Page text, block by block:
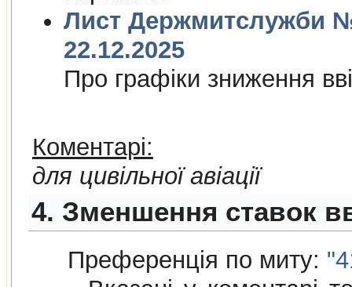
Лист Держмитслужби №
22.12.2025
Про графiки зниження
Коментарі:
для цивільної авіації
4. Зменшення ставок
Преференція по миту: